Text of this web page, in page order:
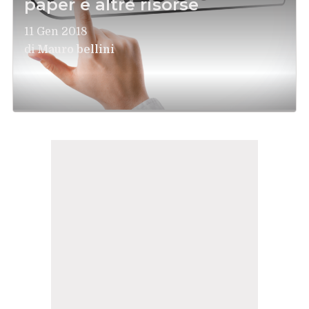
paper e altre risorse
11 Gen 2018
diMauro bellini